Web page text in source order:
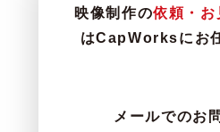
映像制作の依頼・お
はCapWorksにお
メールでのお